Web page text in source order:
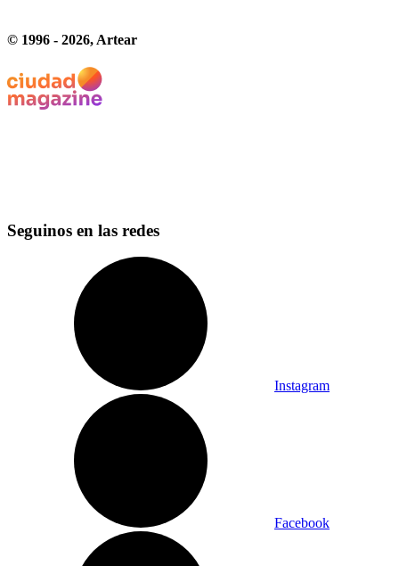
© 1996 - 2026, Artear
Seguinos en las redes
Instagram
Facebook